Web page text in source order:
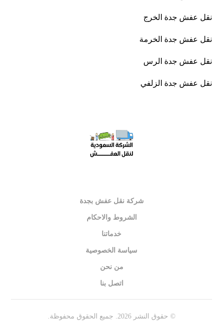
نقل عفش جدة الخرج
نقل عفش جدة الخرمة
نقل عفش جدة الرس
نقل عفش جدة الزلفي
شركة نقل عفش بجدة
الشروط والاحكام
خدماتنا
سياسة الخصوصية
من نحن
اتصل بنا
© حقوق النشر 2026. جميع الحقوق محفوظة.